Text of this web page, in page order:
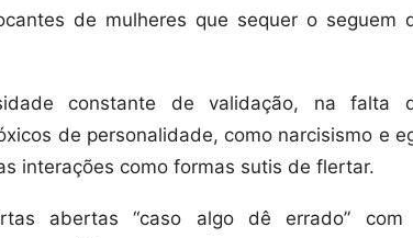
de mulheres que sequer o seguem
constante de validação, na falta
de personalidade, como narcisismo e
interações como formas sutis de flertar.
abertas “caso algo dê errado” com